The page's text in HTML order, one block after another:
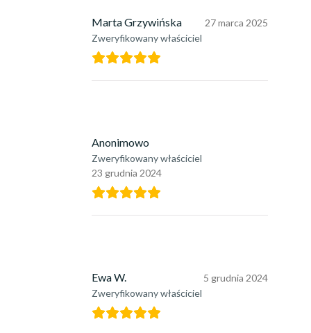
Marta Grzywińska
Zweryfikowany właściciel
27 marca 2025
Anonimowo
Zweryfikowany właściciel
23 grudnia 2024
Ewa W.
Zweryfikowany właściciel
5 grudnia 2024